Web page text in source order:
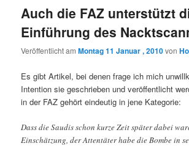
Auch die FAZ unterstützt
Einführung des
Veröffentlicht amMontag 11 Januar , 2010von
Es gibt Artikel, bei denen frage ich mich
Intention sie geschrieben und veröffentlicht
in der FAZ gehört eindeutig in jene Kategorie:
Dass die Saudis schon kurze Zeit später dabei
Einschätzung, der Attentäter habe die Bombe in